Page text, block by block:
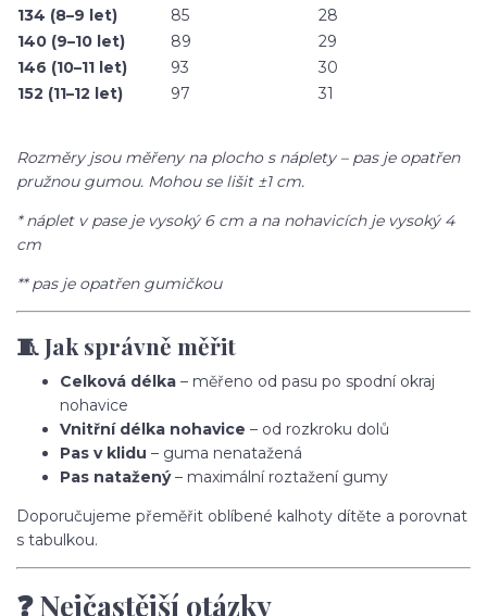
134 (8–9 let)
85
28
140 (9–10 let)
89
29
146 (10–11 let)
93
30
152 (11–12 let)
97 31
Rozměry jsou měřeny na plocho s náplety – pas je opatřen
pružnou gumou. Mohou se lišit ±1 cm.
* náplet v pase je vysoký 6 cm a na nohavicích je vysoký 4
cm
** pas je opatřen gumičkou
🧵 Jak správně měřit
Celková délka – měřeno od pasu po spodní okraj
nohavice
Vnitřní délka nohavice – od rozkroku dolů
Pas v klidu – guma nenatažená
Pas natažený– maximální roztažení gumy
Doporučujeme přeměřit oblíbené kalhoty dítěte a porovnat
s tabulkou.
❓ Nejčastější otázky